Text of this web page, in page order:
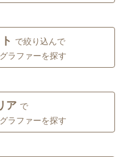
で絞り込んで
ラファーを探す
ア で
ラファーを探す